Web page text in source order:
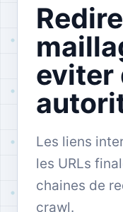
eviter
Les liens
les URLs
chaines de
crawl.